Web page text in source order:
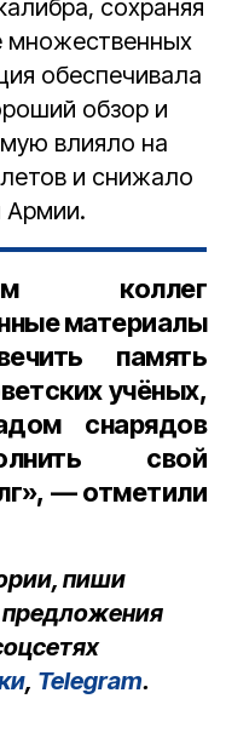
сохраняя
множественных
обеспечивала
обзор и
влияло на
и снижало
Армии.
коллег
материалы
память
учёных,
снарядов
свой
— отметили
пиши
, Telegram.